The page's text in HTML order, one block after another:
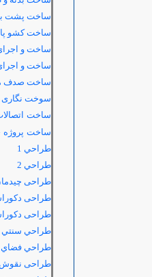
ساخت پشت
ساخت کشو
ساخت و
ساخت و
ساخت صدف
سوخت
ساخت
ساخت پروژه
طراحي 1
طراحي 2
طراحی
طراحی
طراحی
طراحي سنتي
طراحي فضاي
طراحی نقوش